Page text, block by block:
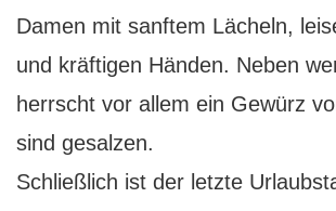
Damen mit sanftem Lächeln,
und kräftigen Händen. Neben
herrscht vor allem ein Gewürz
sind gesalzen.
Schließlich ist der letzte